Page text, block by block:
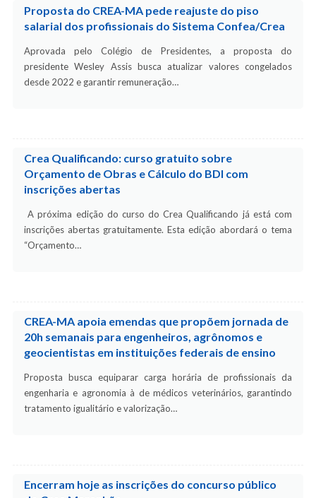
Proposta do CREA-MA pede reajuste do piso
salarial dos profissionais do Sistema Confea/Crea
Aprovada pelo Colégio de Presidentes, a proposta do
presidente Wesley Assis busca atualizar valores congelados
desde 2022 e garantir remuneração…
Crea Qualificando: curso gratuito sobre
Orçamento de Obras e Cálculo do BDI com
inscrições abertas
A próxima edição do curso do Crea Qualificando já está com
inscrições abertas gratuitamente. Esta edição abordará o tema
“Orçamento…
CREA-MA apoia emendas que propõem jornada de
20h semanais para engenheiros, agrônomos e
geocientistas em instituições federais de ensino
Proposta busca equiparar carga horária de profissionais da
engenharia e agronomia à de médicos veterinários, garantindo
tratamento igualitário e valorização…
Encerram hoje as inscrições do concurso público